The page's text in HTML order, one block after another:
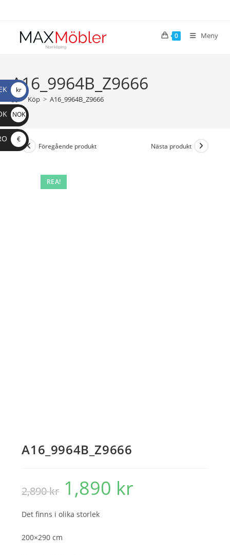
0 Meny
A16_9964B_Z9666
> Köp > A16_9964B_Z9666
REA!
Föregående produkt Nästa produkt
A16_9964B_Z9666
2,890kr
Det
ursprungliga
priset
2,890 kr.
1,890 kr
Det finns i olika storlek
200×290 cm
kr
NOK
€